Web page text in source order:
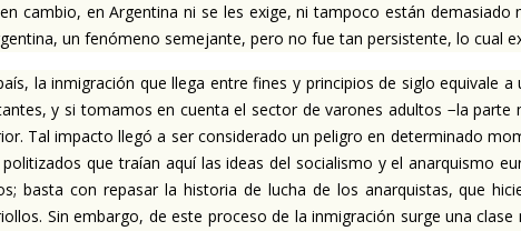
cambio, en Argentina ni se les exige, ni tampoco están
un fenómeno semejante, pero no fue tan persistente, lo cual
la inmigración que llega entre fines y principios de siglo
y si tomamos en cuenta el sector de varones adultos −la
Tal impacto llegó a ser considerado un peligro en determinado
que traían aquí las ideas del socialismo y el anarquismo
basta con repasar la historia de lucha de los anarquistas, que
Sin embargo, de este proceso de la inmigración surge una